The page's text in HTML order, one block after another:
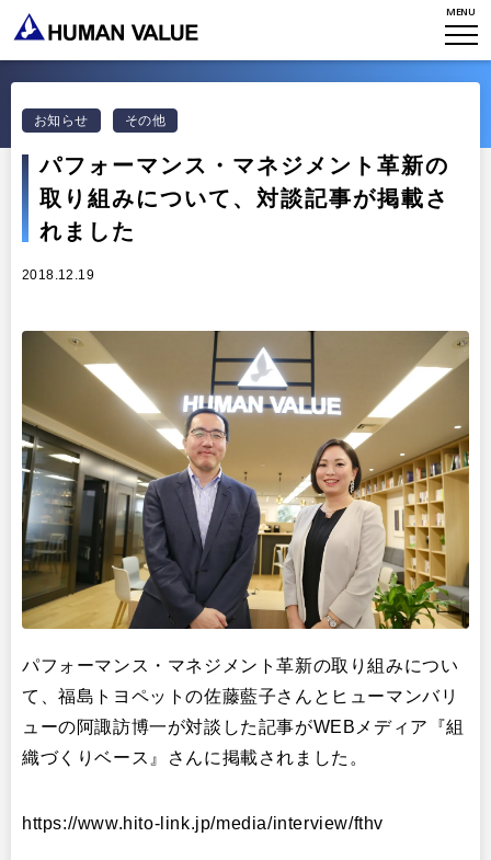
MENU
TOP
WHO WE ARE
HVからのメッセージ
研究員紹介
アクセスマップ
ミッション・バリュー
会社からのお知らせ
プライバシーポリシー
採用について
WHAT WE DO
組織変革
エンゲージメント
リーダーシップ
出版
プラクティショナー養成
リサーチ
イベント・セミナー
STORIES
Stories
イベント・セミナー
リサーチ
出版
その他
お知らせ その他
パフォーマンス・マネジメント革新の
取り組みについて、対談記事が掲載さ
れました
2018.12.19
パフォーマンス・マネジメント革新の取り組みについ
て、福島トヨペットの佐藤藍子さんとヒューマンバリ
ューの阿諏訪博一が対談した記事がWEBメディア『組
織づくりベース』さんに掲載されました。
https://www.hito-link.jp/media/interview/fthv